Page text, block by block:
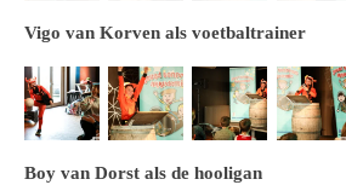
Vigo van Korven als voetbaltrainer
Boy van Dorst als de hooligan